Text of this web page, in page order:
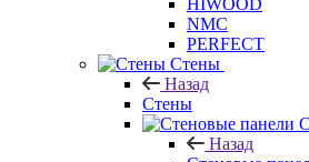
HIWOOD
NMC
PERFECT
Стены
Назад
Стены
Назад